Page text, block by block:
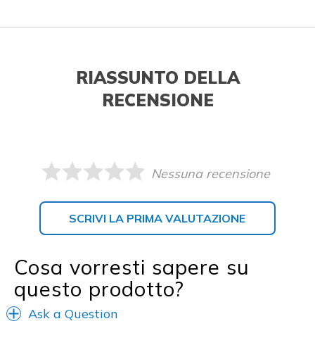
RIASSUNTO DELLA
RECENSIONE
Nessuna recensione
SCRIVI LA PRIMA VALUTAZIONE
Cosa vorresti sapere su
questo prodotto?
Ask a Question